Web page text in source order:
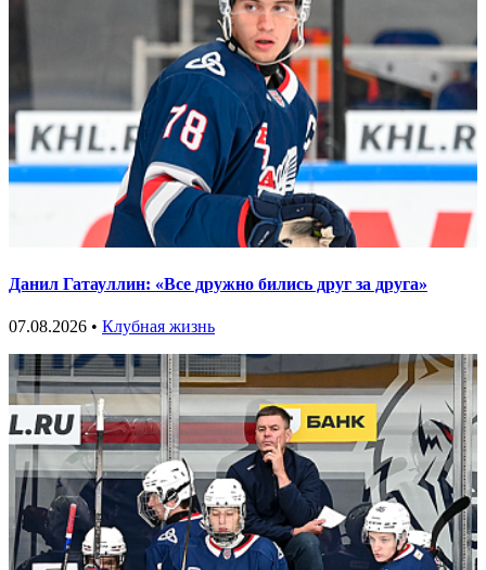
Данил Гатауллин: «Все дружно бились друг за друга»
07.08.2026 • Клубная жизнь